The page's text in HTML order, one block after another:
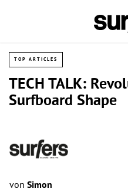
TOP ARTICLES
TECH TALK:
Surfboard Shape
von Simon